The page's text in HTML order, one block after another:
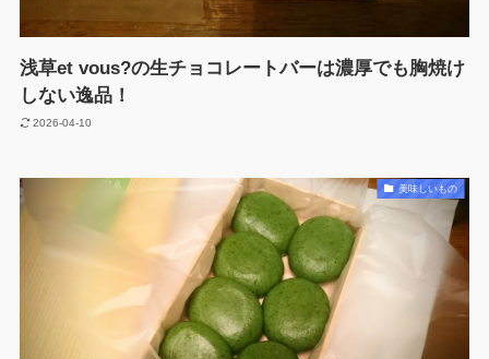
浅草et vous?の生チョコレートバーは濃厚でも胸焼け
しない逸品！
2026-04-10
美味しいもの